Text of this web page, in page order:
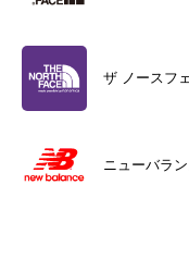
ザ ノースフ
ニューバラ